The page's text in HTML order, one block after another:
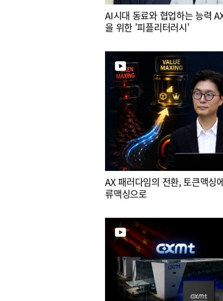
AI시대 동료와 협업하는 능력
을 위한 '피플리터러시'
AX 패러다임의 전환, 토큰맥싱
류맥싱으로